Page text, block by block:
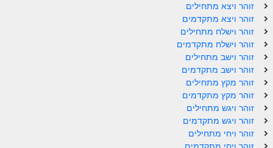
זוהר כי תצא מתחילים
זוהר כי תצא מתקדמים
זוהר וילך השקפה
זוהר וילך מתקדמים
שידור חי
תגיות ונושאים
זוהר ויצא מתחילים
זוהר ויצא מתקדמים
זוהר וישלח מתחילים
זוהר וישלח מתקדמים
זוהר וישב מתחילים
זוהר וישב מתקדמים
זוהר מקץ מתחילים
זוהר מקץ מתקדמים
זוהר ויגש מתחילים
זוהר ויגש מתקדמים
זוהר ויחי מתחילים